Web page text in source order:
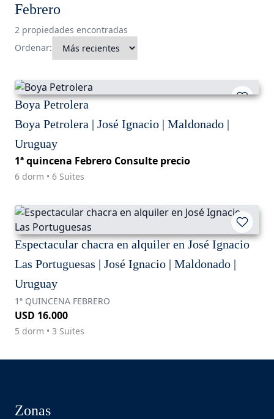
Febrero
2 propiedades encontradas
Ordenar:
Boya Petrolera
Boya Petrolera | José Ignacio | Maldonado |
Uruguay
1ª quincena Febrero Consulte precio
6 dorm • 6 Suites
Espectacular chacra en alquiler en José Ignacio
Las Portuguesas | José Ignacio | Maldonado |
Uruguay
1ª QUINCENA FEBRERO
USD 16.000
5 dorm • 3 Suites
Zonas